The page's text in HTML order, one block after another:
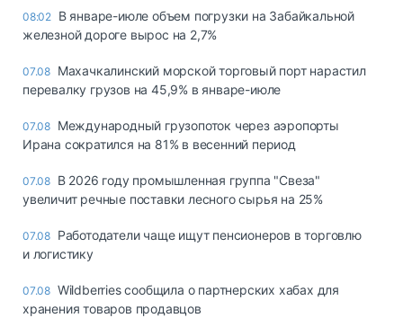
08:02 В январе-июле объем погрузки на Забайкальной
железной дороге вырос на 2,7%
07.08 Махачкалинский морской торговый порт нарастил
перевалку грузов на 45,9% в январе-июле
07.08 Международный грузопоток через аэропорты
Ирана сократился на 81% в весенний период
07.08 В 2026 году промышленная группа "Свеза"
увеличит речные поставки лесного сырья на 25%
07.08 Работодатели чаще ищут пенсионеров в торговлю
и логистику
07.08 Wildberries сообщила о партнерских хабах для
хранения товаров продавцов